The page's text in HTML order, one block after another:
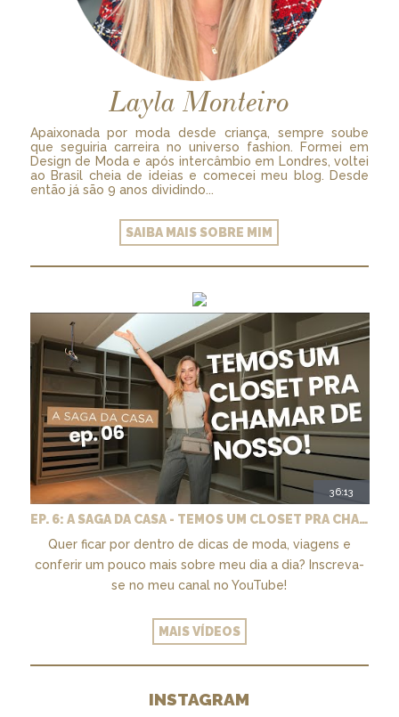
Layla Monteiro
Apaixonada por moda desde criança, sempre soube
que seguiria carreira no universo fashion. Formei em
Design de Moda e após intercâmbio em Londres, voltei
ao Brasil cheia de ideias e comecei meu blog. Desde
então já são 9 anos dividindo...
SAIBA MAIS SOBRE MIM
36:13
EP. 6: A SAGA DA CASA - TEMOS UM CLOSET PRA CHAMAR DE NOSSO + MARCENARIA E PAISAGISMO
Quer ficar por dentro de dicas de moda, viagens e
conferir um pouco mais sobre meu dia a dia? Inscreva-
se no meu canal no YouTube!
MAIS VÍDEOS
INSTAGRAM